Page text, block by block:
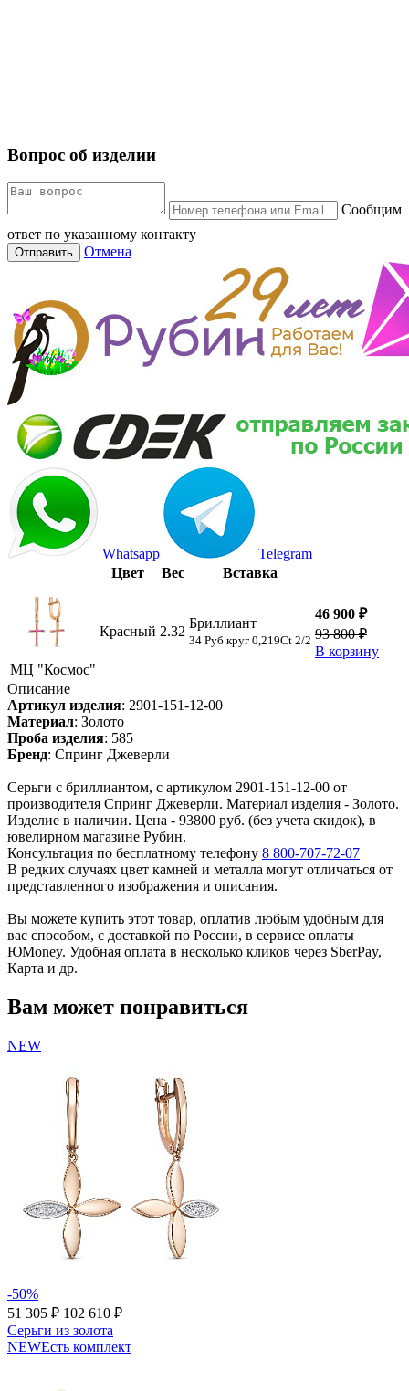
Вопрос об изделии
Сообщим
ответ по указанному контакту
Отправить Отмена
Whatsapp
Telegram
Цвет
Вес Вставка
МЦ "Космос"
Красный 2.32
Бриллиант
34 Руб круг 0,219Ct 2/2
46 900 ₽
93 800 ₽
В корзину
Описание
Артикул изделия: 2901-151-12-00
Материал: Золото
Проба изделия: 585
Бренд: Спринг Джеверли
Серьги с бриллиантом, с артикулом 2901-151-12-00 от
производителя Спринг Джеверли. Материал изделия - Золото.
Изделие в наличии. Цена - 93800 руб. (без учета скидок), в
ювелирном магазине Рубин.
Консультация по бесплатному телефону 8 800-707-72-07
В редких случаях цвет камней и металла могут отличаться от
представленного изображения и описания.
Вы можете купить этот товар, оплатив любым удобным для
вас способом, с доставкой по России, в сервисе оплаты
ЮMoney. Удобная оплата в несколько кликов через SberPay,
Карта и др.
Вам может понравиться
NEW
-50%
51 305 ₽ 102 610 ₽
Серьги из золота
NEWЕсть комплект